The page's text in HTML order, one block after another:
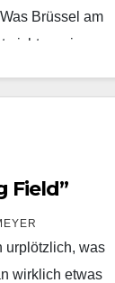
Brüssel am
nicht weniger
Field”
urplötzlich, was
wirklich etwas